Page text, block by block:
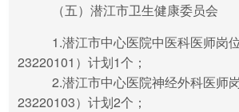
（五）潜江市卫生健康委员会
1.潜江市中心医院中医科医师岗
23220101）计划1个；
2.潜江市中心医院神经外科医师
23220103）计划2个；